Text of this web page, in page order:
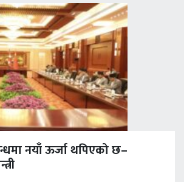
नयाँ ऊर्जा थपिएको छ–